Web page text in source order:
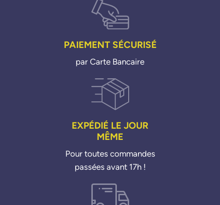
9626040080
9812404180
PAIEMENT SÉCURISÉ
par Carte Bancaire
EXPÉDIÉ LE JOUR
MÊME
Pour toutes commandes
passées avant 17h !